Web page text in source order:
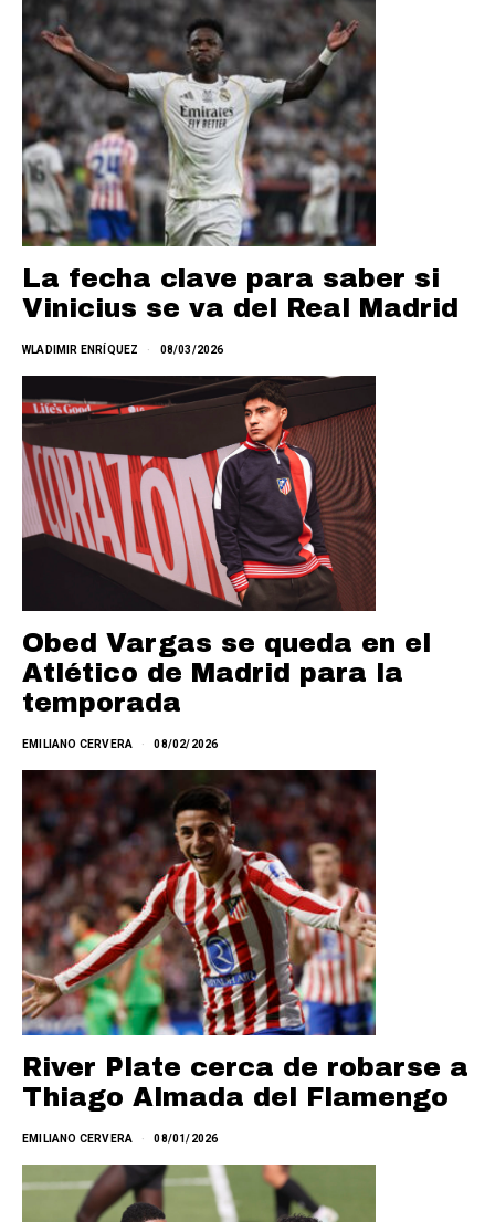
La fecha clave para saber si
Vinicius se va del Real Madrid
WLADIMIR ENRÍQUEZ 08/03/2026
Obed Vargas se queda en el
Atlético de Madrid para la
temporada
EMILIANO CERVERA 08/02/2026
River Plate cerca de robarse a
Thiago Almada del Flamengo
EMILIANO CERVERA 08/01/2026